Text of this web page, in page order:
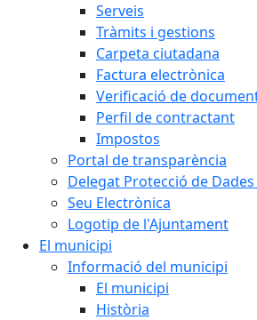
Serveis
Tràmits i gestions
Carpeta ciutadana
Factura electrònica
Verificació de
Perfil de contractant
Impostos
Portal de transparència
Delegat Protecció de Dades
Seu Electrònica
Logotip de l'Ajuntament
El municipi
Informació del municipi
El municipi
Història